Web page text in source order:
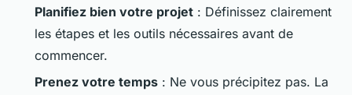
Planifiez bien votre projet : Définissez clairement
les étapes et les outils nécessaires avant de
commencer.
Prenez votre temps : Ne vous précipitez pas. La